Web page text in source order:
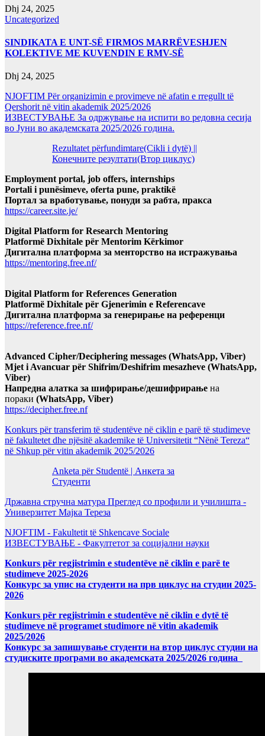
Dhj 24, 2025
Uncategorized
SINDIKATA E UNT-SË FIRMOS MARRËVESHJEN
KOLEKTIVE ME KUVENDIN E RMV-SË
Dhj 24, 2025
NJOFTIM Për organizimin e provimeve në afatin e rregullt të
Qershorit në vitin akademik 2025/2026
ИЗВЕСТУВАЊЕ За одржување на испити во редовна сесија
во Јуни во академската 2025/2026 година.
Rezultatet përfundimtare(Cikli i dytë) ||
Конечните резултати(Втор циклус)
Employment portal, job offers, internships
Portali i punësimeve, oferta pune, praktikë
Портал за вработување, понуди за рабта, пракса
https://career.site.je/
Digital Platform for Research Mentoring
Platformë Dixhitale për Mentorim Kërkimor
Дигитална платформа за менторство на истражувања
https://mentoring.free.nf/
Digital Platform for References Generation
Platformë Dixhitale për Gjenerimin e Referencave
Дигитална платформа за генерирање на референци
https://reference.free.nf/
Advanced Cipher/Deciphering messages (WhatsApp, Viber)
Mjet i Avancuar për Shifrim/Deshifrim mesazheve (WhatsApp,
Viber)
Напредна алатка за шифрирање/дешифрирање на
пораки (WhatsApp, Viber)
https://decipher.free.nf
Konkurs për transferim të studentëve në ciklin e parë të studimeve
në fakultetet dhe njësitë akademike të Universitetit “Nënë Tereza“
në Shkup për vitin akademik 2025/2026
Anketa për Studentë | Анкета за
Студенти
Државна стручна матура Преглед со профили и училишта -
Универзитет Мајка Тереза
NJOFTIM - Fakultetit të Shkencave Sociale
ИЗВЕСТУВАЊЕ - Факултетот за социјални науки
Konkurs për regjistrimin e studentëve në ciklin e parë te
studimeve 2025-2026
Конкурс за упис на студенти на прв циклус на студии 2025-
2026
Konkurs për regjistrimin e studentëve në ciklin e dytë të
studimeve në programet studimore në vitin akademik
2025/2026
Конкурс за запишување студенти на втор циклус студии на
студиските програми во академската 2025/2026 година